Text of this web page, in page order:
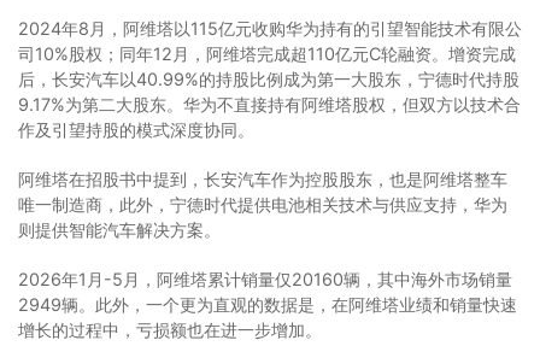
2024年8月，阿维塔以115亿元收购华为持有的引望智能技术有限公
司10%股权；同年12月，阿维塔完成超110亿元C轮融资。增资完成
后，长安汽车以40.99%的持股比例成为第一大股东，宁德时代持股
9.17%为第二大股东。华为不直接持有阿维塔股权，但双方以技术合
作及引望持股的模式深度协同。
阿维塔在招股书中提到，长安汽车作为控股股东，也是阿维塔整车
唯一制造商，此外，宁德时代提供电池相关技术与供应支持，华为
则提供智能汽车解决方案。
2026年1月-5月，阿维塔累计销量仅20160辆，其中海外市场销量
2949辆。此外，一个更为直观的数据是，在阿维塔业绩和销量快速
增长的过程中，亏损额也在进一步增加。